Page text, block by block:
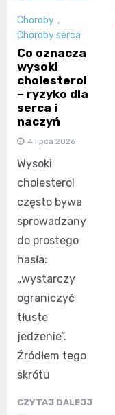
Choroby ,
Choroby serca
Co oznacza
wysoki
cholesterol
– ryzyko dla
serca i
naczyń
4 lipca 2026
Wysoki
cholesterol
często bywa
sprowadzany
do prostego
hasła:
„wystarczy
ograniczyć
tłuste
jedzenie”.
Źródłem tego
skrótu
CZYTAJ DALEJJ